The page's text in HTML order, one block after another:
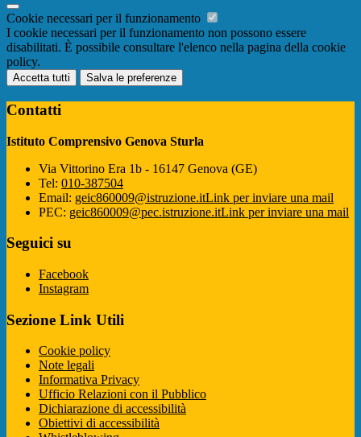
Cookie necessari per il funzionamento
I cookie necessari per il funzionamento non possono essere
disabilitati. È possibile consultare l'elenco nella pagina della cookie
policy.
Accetta tutti Salva le preferenze
Contatti
Istituto Comprensivo Genova Sturla
Via Vittorino Era 1b - 16147 Genova (GE)
Tel: 010-387504
Email: geic860009@istruzione.itLink per inviare una mail
PEC: geic860009@pec.istruzione.itLink per inviare una mail
Seguici su
Facebook
Instagram
Sezione Link Utili
Cookie policy
Note legali
Informativa Privacy
Ufficio Relazioni con il Pubblico
Dichiarazione di accessibilità
Obiettivi di accessibilità